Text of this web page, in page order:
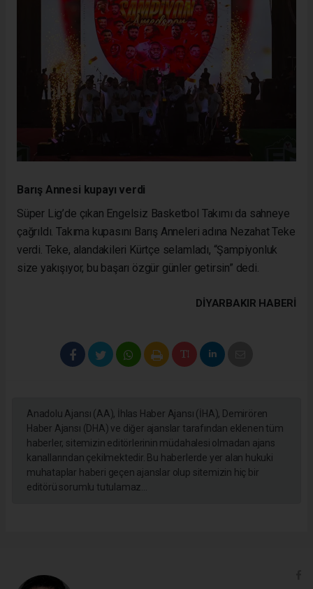
Barış Annesi kupayı verdi
Süper Lig’de çıkan Engelsiz Basketbol Takımı da sahneye
çağrıldı. Takıma kupasını Barış Anneleri adına Nezahat Teke
verdi. Teke, alandakileri Kürtçe selamladı, “Şampiyonluk
size yakışıyor, bu başarı özgür günler getirsin” dedi.
DIYARBAKIR HABERİ
Anadolu Ajansı (AA), İhlas Haber Ajansı (İHA), Demirören
Haber Ajansı (DHA) ve diğer ajanslar tarafından eklenen tüm
haberler, sitemizin editörlerinin müdahalesi olmadan ajans
kanallarından çekilmektedir. Bu haberlerde yer alan hukuki
muhataplar haberi geçen ajanslar olup sitemizin hiç bir
editörü sorumlu tutulamaz...